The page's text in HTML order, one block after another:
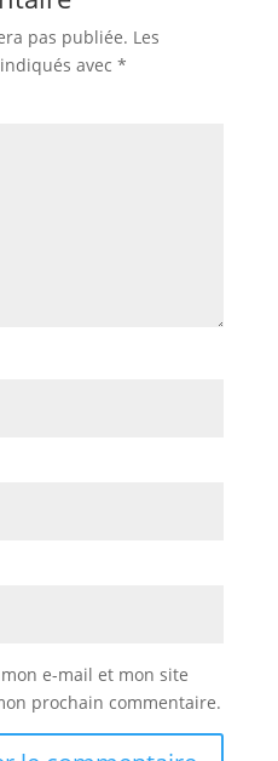
pas publiée. Les
avec *
e-mail et mon site
prochain commentaire.